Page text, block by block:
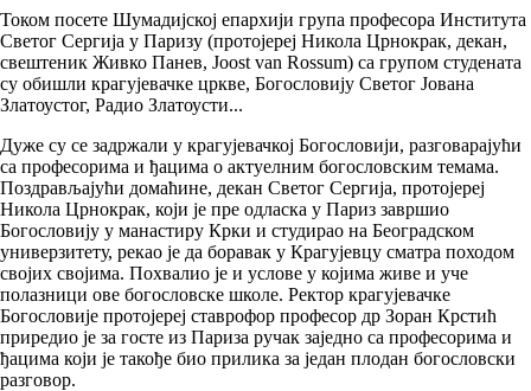
Током посете Шумадијској епархији група професора Института
Светог Сергија у Паризу (протојереј Никола Црнокрак, декан,
свештеник Живко Панев, Joost van Rossum) са групом студената
су обишли крагујевачке цркве, Богословију Светог Јована
Златоустог, Радио Златоусти...
Дуже су се задржали у крагујевачкој Богословији, разговарајући
са професорима и ђацима о актуелним богословским темама.
Поздрављајући домаћине, декан Светог Сергија, протојереј
Никола Црнокрак, који је пре одласка у Париз завршио
Богословију у манастиру Крки и студирао на Београдском
универзитету, рекао је да боравак у Крагујевцу сматра походом
својих својима. Похвалио је и услове у којима живе и уче
полазници ове богословске школе. Ректор крагујевачке
Богословије протојереј ставрофор професор др Зоран Крстић
приредио је за госте из Париза ручак заједно са професорима и
ђацима који је такође био прилика за један плодан богословски
разговор.